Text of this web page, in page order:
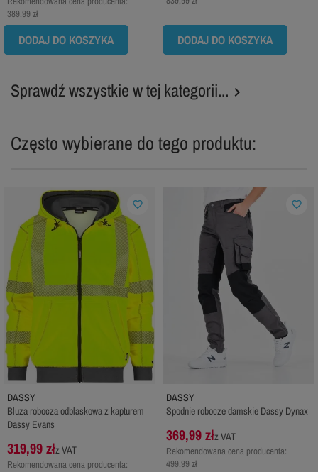
389,99 zł
DODAJ DO KOSZYKA DODAJ DO KOSZYKA
Sprawdź wszystkie w tej kategorii... 
Często wybierane do tego produktu:
DASSY
Bluza robocza odblaskowa z kapturem
Dassy Evans
319,99 złz VAT
Rekomendowana cena producenta:
favorite_border
DASSY
Spodnie robocze damskie Dassy Dynax
369,99 złz VAT
Rekomendowana cena producenta:
499,99 zł
favorite_border